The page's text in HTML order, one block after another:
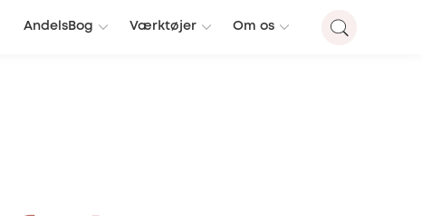
AndelsBog Værktøjer Om os